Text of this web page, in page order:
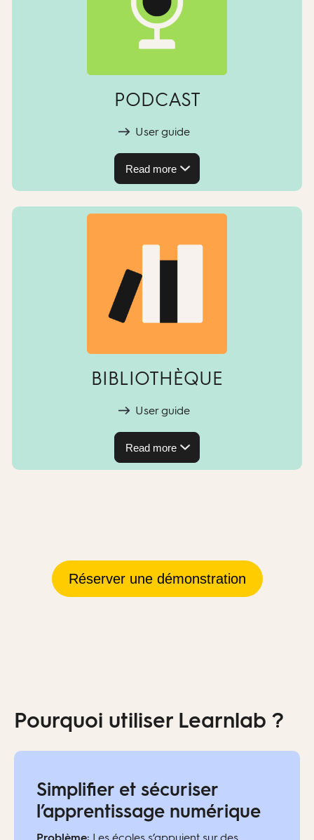
PODCAST
User guide
Read more
BIBLIOTHÈQUE
User guide
Read more
Réserver une démonstration
Pourquoi utiliser Learnlab ?
Simplifier et sécuriser
l’apprentissage numérique